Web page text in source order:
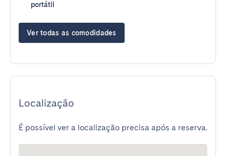
portátil
Ver todas as comodidades
Localização
É possível ver a localização precisa após a reserva.